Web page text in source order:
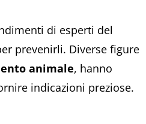
di esperti del
prevenirli. Diverse figure
animale, hanno
indicazioni preziose.